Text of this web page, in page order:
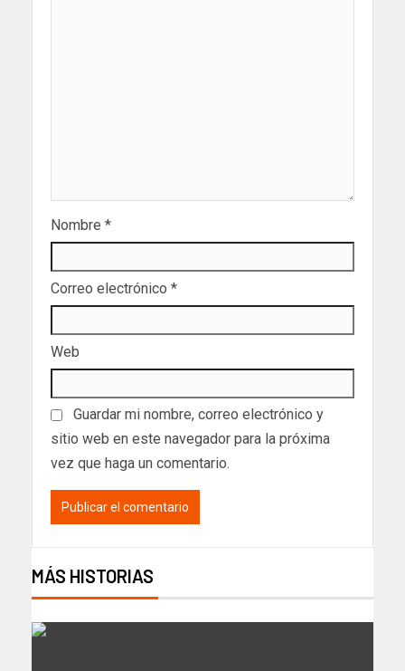
Nombre *
Correo electrónico *
Web
Guardar mi nombre, correo electrónico y
sitio web en este navegador para la próxima
vez que haga un comentario.
MÁS HISTORIAS